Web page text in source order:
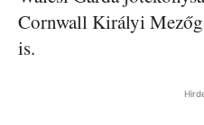
Cornwall Királyi
is.